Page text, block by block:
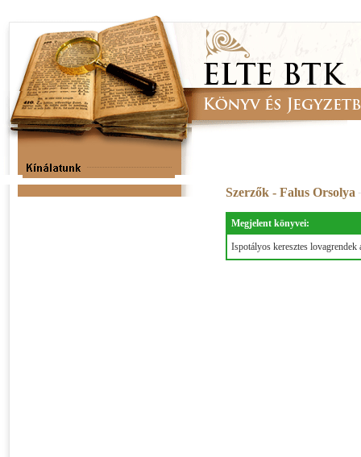
Szerzők - Falus Orsolya
Megjelent könyvei:
Ispotályos keresztes